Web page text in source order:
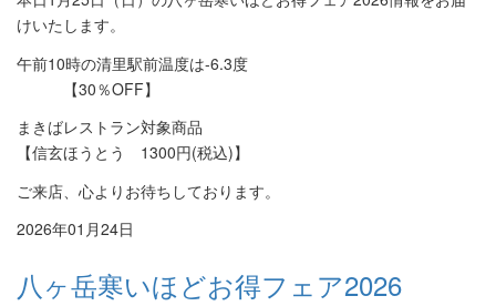
けいたします。
午前10時の清里駅前温度は-6.3度
【30％OFF】
まきばレストラン対象商品
【信玄ほうとう 1300円(税込)】
ご来店、心よりお待ちしております。
2026年01月24日
八ヶ岳寒いほどお得フェア2026